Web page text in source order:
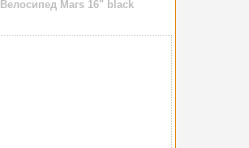
Велосипед Mars 16" black